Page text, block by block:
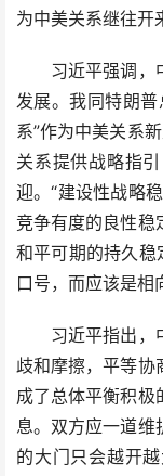
为中美关系继往开
习近平强调，中
发展。我同特朗
系”作为中美关系
关系提供战略指
迎。“建设性战略
竞争有度的良性稳
和平可期的持久稳
口号，而应该是相
习近平指出，中
歧和摩擦，平等协
成了总体平衡积极
息。双方应一道维
的大门只会越开